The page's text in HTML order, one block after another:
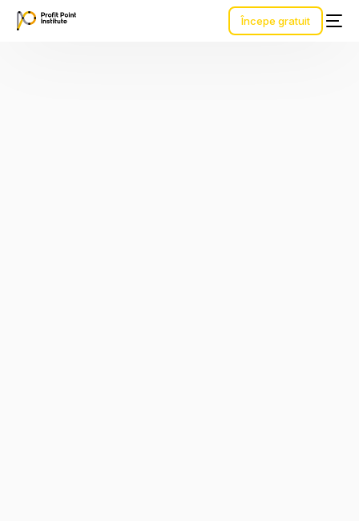
Începe gratuit